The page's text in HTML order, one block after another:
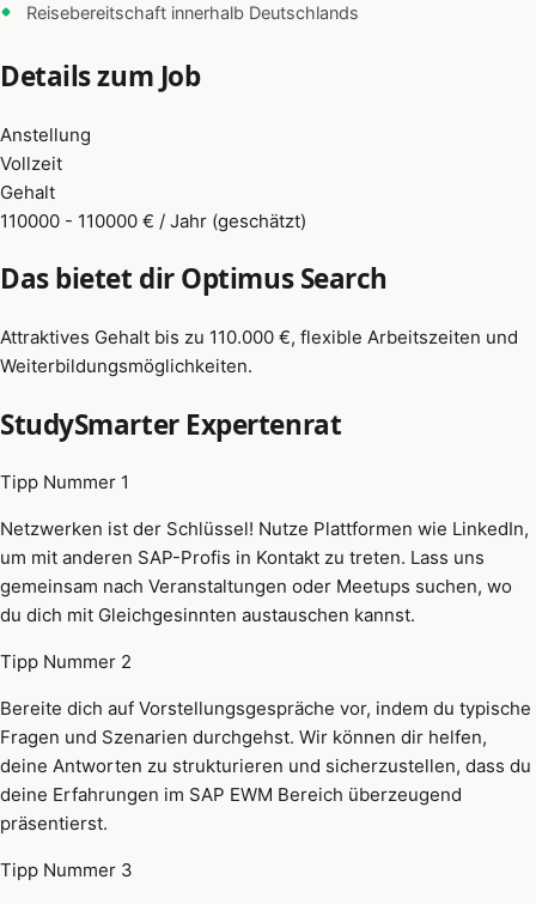
Reisebereitschaft innerhalb Deutschlands
Details zum Job
Anstellung
Vollzeit
Gehalt
110000 - 110000 € / Jahr (geschätzt)
Das bietet dir Optimus Search
Attraktives Gehalt bis zu 110.000 €, flexible Arbeitszeiten und
Weiterbildungsmöglichkeiten.
StudySmarter Expertenrat
Tipp Nummer 1
Netzwerken ist der Schlüssel! Nutze Plattformen wie LinkedIn,
um mit anderen SAP-Profis in Kontakt zu treten. Lass uns
gemeinsam nach Veranstaltungen oder Meetups suchen, wo
du dich mit Gleichgesinnten austauschen kannst.
Tipp Nummer 2
Bereite dich auf Vorstellungsgespräche vor, indem du typische
Fragen und Szenarien durchgehst. Wir können dir helfen,
deine Antworten zu strukturieren und sicherzustellen, dass du
deine Erfahrungen im SAP EWM Bereich überzeugend
präsentierst.
Tipp Nummer 3